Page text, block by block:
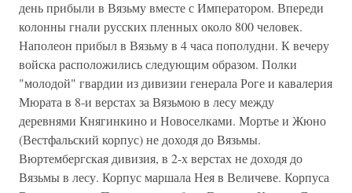
день прибыли в Вязьму вместе с Императором. Впереди
колонны гнали русских пленных около 800 человек.
Наполеон прибыл в Вязьму в 4 часа пополудни. К вечеру
войска расположились следующим образом. Полки
"молодой" гвардии из дивизии генерала Роге и кавалерия
Мюрата в 8-и верстах за Вязьмою в лесу между
деревнями Княгинкино и Новоселками. Мортье и Жюно
(Вестфальский корпус) не доходя до Вязьмы.
Вюртембергская дивизия, в 2-х верстах не доходя до
Вязьмы в лесу. Корпус маршала Нея в Величеве. Корпуса